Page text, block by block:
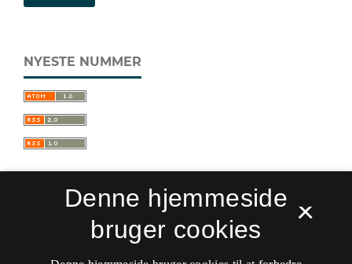
NYESTE NUMMER
Sprogforum. Tidsskrift for sprog- og
kulturpædagogik
×
Denne hjemmeside
bruger cookies